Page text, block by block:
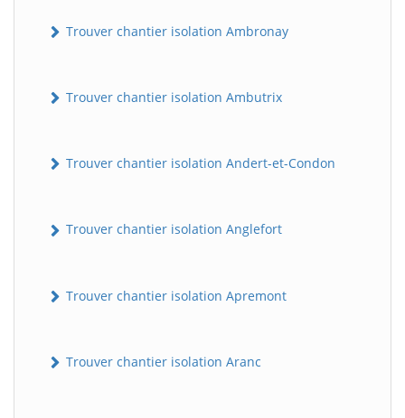
Trouver chantier isolation Ambronay
Trouver chantier isolation Ambutrix
Trouver chantier isolation Andert-et-Condon
Trouver chantier isolation Anglefort
Trouver chantier isolation Apremont
Trouver chantier isolation Aranc